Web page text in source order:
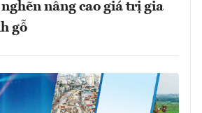
nâng cao giá trị gia
gỗ